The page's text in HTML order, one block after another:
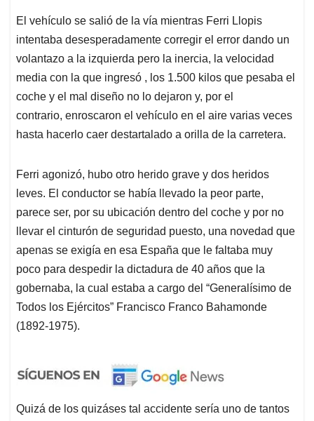
El vehículo se salió de la vía mientras Ferri Llopis
intentaba desesperadamente corregir el error dando un
volantazo a la izquierda pero la inercia, la velocidad
media con la que ingresó , los 1.500 kilos que pesaba el
coche y el mal diseño no lo dejaron y, por el
contrario, enroscaron el vehículo en el aire varias veces
hasta hacerlo caer destartalado a orilla de la carretera.
Ferri agonizó, hubo otro herido grave y dos heridos
leves. El conductor se había llevado la peor parte,
parece ser, por su ubicación dentro del coche y por no
llevar el cinturón de seguridad puesto, una novedad que
apenas se exigía en esa España que le faltaba muy
poco para despedir la dictadura de 40 años que la
gobernaba, la cual estaba a cargo del “Generalísimo de
Todos los Ejércitos” Francisco Franco Bahamonde
(1892-1975).
Quizá de los quizáses tal accidente sería uno de tantos